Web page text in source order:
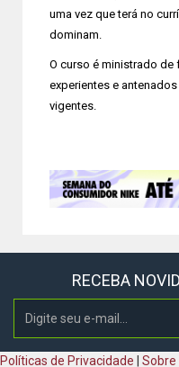
uma vez que terá no
dominam.
O curso é ministrado
experientes e
vigentes.
RECEBA
Políticas de Privacidade Sobre